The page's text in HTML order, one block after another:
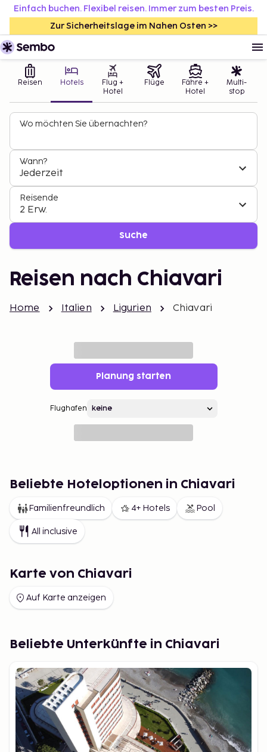
Einfach buchen. Flexibel reisen. Immer zum besten Preis.
Zur Sicherheitslage im Nahen Osten >>
Reisen Hotels
Flug +
Hotel
Flüge
Fähre +
Hotel
Multi-
stop
Wo möchten Sie übernachten?
Wann?
Jederzeit
Reisende
2 Erw.
Suche
Reisen nach Chiavari
Home Italien Ligurien Chiavari
Planung starten
Flughafen
Beliebte Hoteloptionen in Chiavari
Familienfreundlich 4+ Hotels Pool
All inclusive
Karte von Chiavari
Auf Karte anzeigen
Beliebte Unterkünfte in Chiavari